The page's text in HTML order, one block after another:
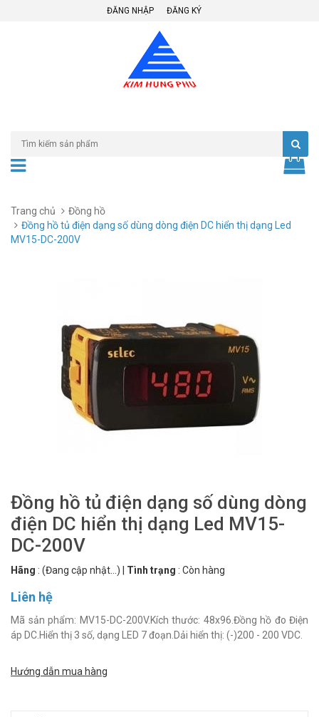
ĐĂNG NHẬP ĐĂNG KÝ
Trang chủ
Đồng hồ
Đồng hồ tủ điện dạng số dùng dòng điện DC hiển thị dạng Led
MV15-DC-200V
Đồng hồ tủ điện dạng số dùng dòng
điện DC hiển thị dạng Led MV15-
DC-200V
Hãng : (Đang cập nhật...) Tình trạng : Còn hàng
Liên hệ
Mã sản phẩm: MV15-DC-200V.Kích thước: 48x96.Đồng hồ đo Điện
áp DC.Hiển thị 3 số, dạng LED 7 đoạn.Dải hiển thị: (-)200 - 200 VDC.
Hướng dẫn mua hàng